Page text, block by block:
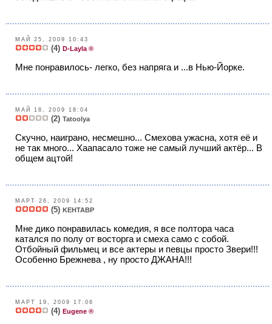
МАЙ 25, 2009 10:43
(4) D-Layla ®
Мне понравилось- легко, без напряга и ...в Нью-Йорке.
МАЙ 18, 2009 18:04
(2) Tatoolya
Скучно, наиграно, несмешно... Смехова ужасна, хотя её и
не так много... Хаапасало тоже не самый лучший актёр... В
общем ацтой!
МАРТ 26, 2009 14:52
(5) KEHTABP
Мне дико понравилась комедия, я все полтора часа
катался по полу от восторга и смеха само с собой.
Отбойный фильмец и все актеры и певцы просто Звери!!!
Особенно Брежнева , ну просто ДЖАНА!!!
МАРТ 19, 2009 17:06
(4) Eugene ®